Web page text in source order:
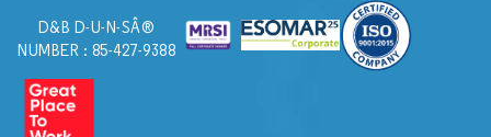
D&B D-U-N-SÂ®
NUMBER : 85-427-9388